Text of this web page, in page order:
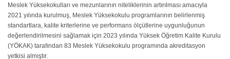
Meslek Yüksekokulları ve mezunlarının niteliklerinin artırılması amacıyla
2021 yılında kurulmuş, Meslek Yüksekokulu programlarının belirlenmiş
standartlara, kalite kriterlerine ve performans ölçütlerine uygunluğunun
değerlendirilmesini sağlamak için 2023 yılında Yüksek Öğretim Kalite Kurulu
(YÖKAK) tarafından 83 Meslek Yüksekokulu programında akreditasyon
yetkisi almıştır.